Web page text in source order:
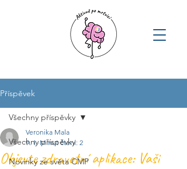
Příspěvek
Všechny příspěvky
Novinky ze světa CMP
Všechny příspěvky
Objevte zdravotní aplikace: Vaši
Veronika Mala
9. 1. Minut čtení: 2